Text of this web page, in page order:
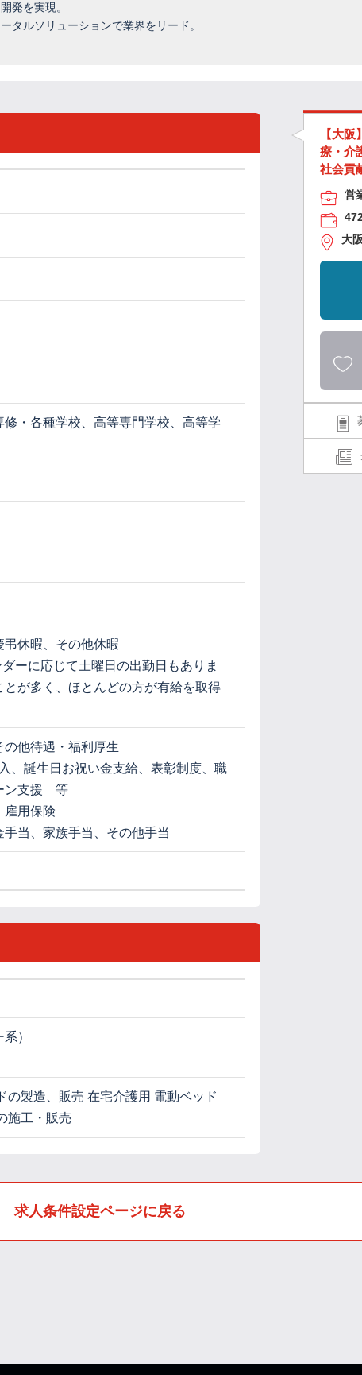
発を実現。
タルソリューションで業界をリード。
・各種学校、高等専門学校、高等学
休暇、その他休暇
ーに応じて土曜日の出勤日もありま
が多く、ほとんどの方が有給を取得
他待遇・福利厚生
、誕生日お祝い金支給、表彰制度、職
ン支援 等
雇用保険
当、家族手当、その他手当
）
の製造、販売 在宅介護用 電動ベッド
施工・販売
【大
療・介
社会貢
営
大
求人条件設定ページに戻る